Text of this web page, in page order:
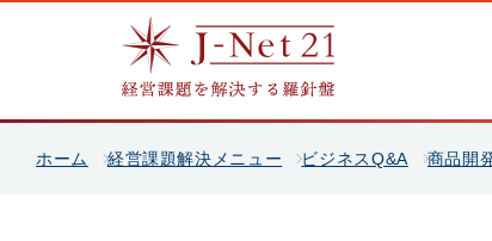
ホーム 経営課題解決メニュー ビジネスQ&A 商品開